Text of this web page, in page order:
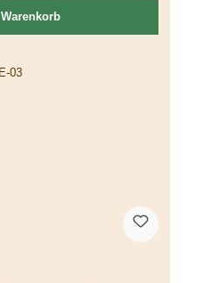
Warenkorb